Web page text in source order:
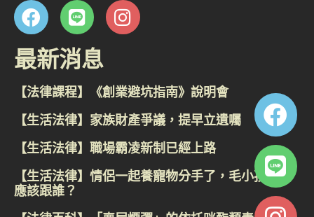
最新消息
【法律課程】《創業避坑指南》說明會
【生活法律】家族財產爭議，提早立遺囑
【生活法律】職場霸凌新制已經上路
【生活法律】情侶一起養寵物分手了，毛小孩到底
應該跟誰？